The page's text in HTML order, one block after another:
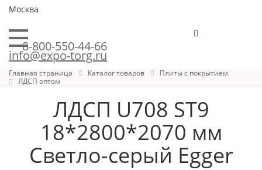
Москва
8-800-550-44-66
info@expo-torg.ru
Главная страница Каталог товаров
Плиты с покрытием
ЛДСП оптом
ЛДСП U708 ST9
18*2800*2070 мм
Светло-серый Egger